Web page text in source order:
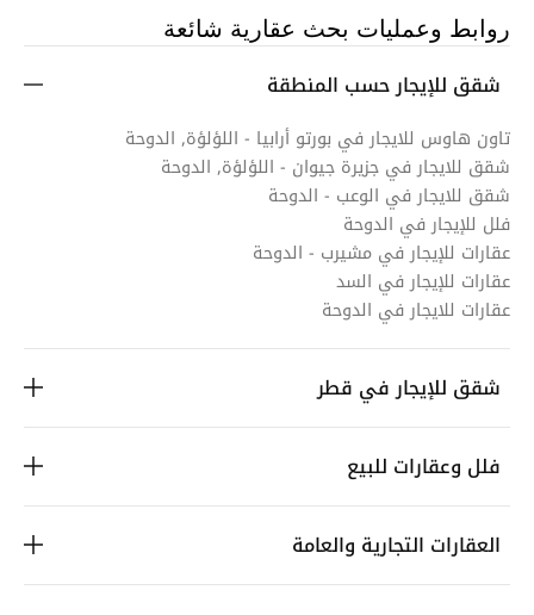
روابط وعمليات بحث عقارية شائعة
شقق للإيجار حسب المنطقة
تاون هاوس للايجار في بورتو أرابيا - اللؤلؤة, الدوحة
شقق للايجار في جزيرة جيوان - اللؤلؤة, الدوحة
شقق للايجار في الوعب - الدوحة
فلل للإيجار في الدوحة
عقارات للإيجار في مشيرب - الدوحة
عقارات للإيجار في السد
عقارات للايجار في الدوحة
شقق للإيجار في قطر
فلل وعقارات للبيع
العقارات التجارية والعامة